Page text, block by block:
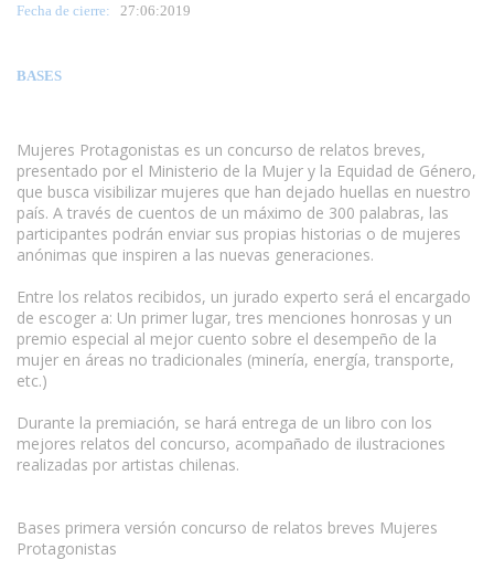
Fecha de cierre: 27:06:2019
BASES
Mujeres Protagonistas es un concurso de relatos breves,
presentado por el Ministerio de la Mujer y la Equidad de Género,
que busca visibilizar mujeres que han dejado huellas en nuestro
país. A través de cuentos de un máximo de 300 palabras, las
participantes podrán enviar sus propias historias o de mujeres
anónimas que inspiren a las nuevas generaciones.
Entre los relatos recibidos, un jurado experto será el encargado
de escoger a: Un primer lugar, tres menciones honrosas y un
premio especial al mejor cuento sobre el desempeño de la
mujer en áreas no tradicionales (minería, energía, transporte,
etc.)
Durante la premiación, se hará entrega de un libro con los
mejores relatos del concurso, acompañado de ilustraciones
realizadas por artistas chilenas.
Bases primera versión concurso de relatos breves Mujeres
Protagonistas